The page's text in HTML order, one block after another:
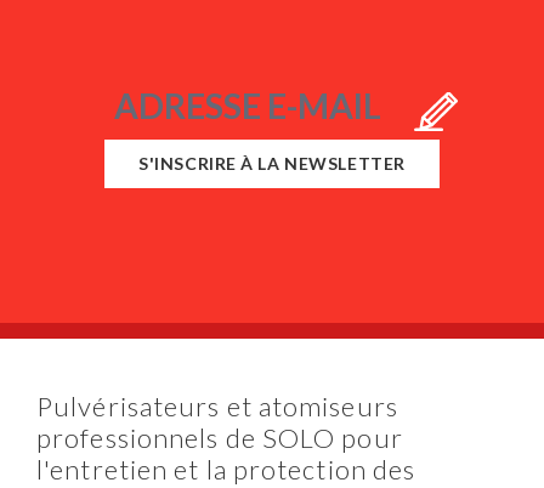
S'INSCRIRE À LA NEWSLETTER
Pulvérisateurs et atomiseurs
professionnels de SOLO pour
l'entretien et la protection des